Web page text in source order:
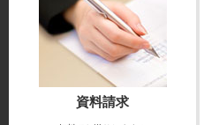
資料請求